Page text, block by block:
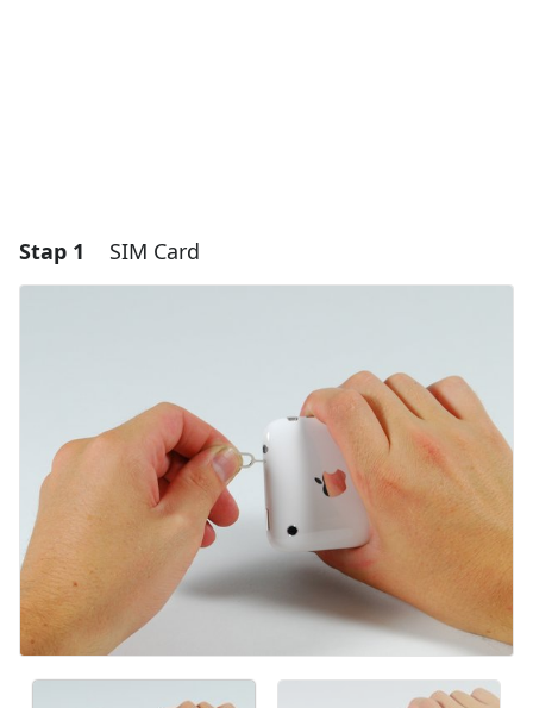
Stap 1 SIM Card